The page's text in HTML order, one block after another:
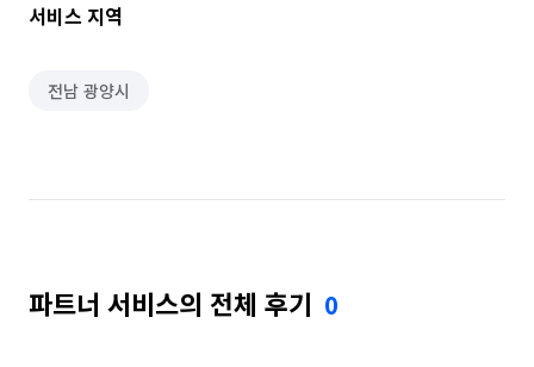
서비스 지역
전남 광양시
파트너 서비스의 전체 후기 0